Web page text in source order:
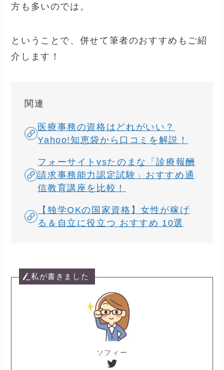
方も多いのでは。
ということで、併せて筆者のおすすめもご紹
介します！
関連
医療事務の資格はどれがいい？
Yahoo!知恵袋から口コミを解説！
フォーサイトvsたのまな「診療報酬
請求事務能力認定試験」おすすめ通
信教育講座を比較！
【独学OKの国家資格】女性が稼げ
る＆自立に役立つ おすすめ 10選
私が書きました
ソフィー
Twitter